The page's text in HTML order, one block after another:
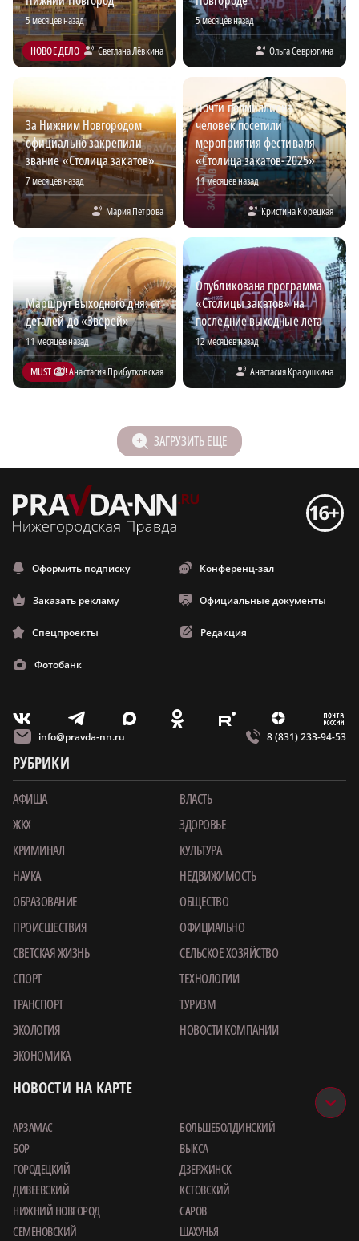
5 месяцев назад
НОВОЕ ДЕЛО Светлана Лёвкина
5 месяцев назад
Ольга Севрюгина
За Нижним Новгородом
официально закрепили
звание «Столица закатов»
7 месяцев назад
Мария Петрова
Почти полмиллиона
человек посетили
мероприятия фестиваля
«Столица закатов-2025»
11 месяцев назад
Кристина Корецкая
Маршрут выходного дня: от
деталей до «Зверей»
11 месяцев назад
MUST GO!Анастасия Прибутковская
Опубликована программа
«Столицы закатов» на
последние выходные лета
12 месяцев назад
Анастасия Красушкина
ЗАГРУЗИТЬ ЕЩЕ
Оформить подписку Конференц-зал
Заказать рекламу Официальные документы
Спецпроекты Редакция
Фотобанк
V T X O E Z m
info@pravda-nn.ru 8 (831) 233-94-53
РУБРИКИ
АФИША
ВЛАСТЬ
ЖКХ
ЗДОРОВЬЕ
КРИМИНАЛ
КУЛЬТУРА
НАУКА
НЕДВИЖИМОСТЬ
ОБРАЗОВАНИЕ
ОБЩЕСТВО
ПРОИСШЕСТВИЯ
ОФИЦИАЛЬНО
СВЕТСКАЯ ЖИЗНЬ
СЕЛЬСКОЕ ХОЗЯЙСТВО
СПОРТ
ТЕХНОЛОГИИ
ТРАНСПОРТ
ТУРИЗМ
ЭКОЛОГИЯ
НОВОСТИ КОМПАНИИ
ЭКОНОМИКА
НОВОСТИ НА КАРТЕ
АРЗАМАС
БОЛЬШЕБОЛДИНСКИЙ
БОР
ВЫКСА
ГОРОДЕЦКИЙ
ДЗЕРЖИНСК
ДИВЕЕВСКИЙ
КСТОВСКИЙ
НИЖНИЙ НОВГОРОД
САРОВ
СЕМЕНОВСКИЙ
ШАХУНЬЯ